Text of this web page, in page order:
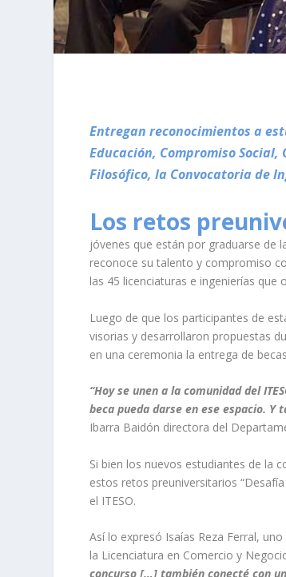
Entregan reconocimientos a
Educación, Compromiso
Filosófico, la Convocatoria de
Los retos
jóvenes que están por graduarse de
reconoce su talento y compromiso
las 45 licenciaturas e ingenierías que
Luego de que los participantes de
visorias y desarrollaron propuestas
en una ceremonia la entrega de
“Hoy se unen a la comunidad del
beca pueda darse en ese espacio.
Ibarra Baidón directora del
Si bien los nuevos estudiantes de la
estos retos preuniversitarios
el ITESO.
Así lo expresó Isaías Reza Ferral,
la Licenciatura en Comercio y
concurso […] también conecté con